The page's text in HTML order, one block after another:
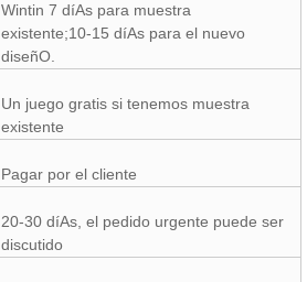
Wintin 7 díAs para muestra
existente;10-15 díAs para el nuevo
diseñO.
Un juego gratis si tenemos muestra
existente
Pagar por el cliente
20-30 díAs, el pedido urgente puede ser
discutido